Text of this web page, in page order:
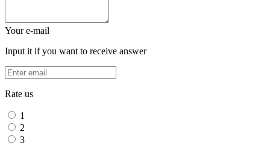
Your e-mail
Input it if you want to receive answer
Rate us
1
2
3